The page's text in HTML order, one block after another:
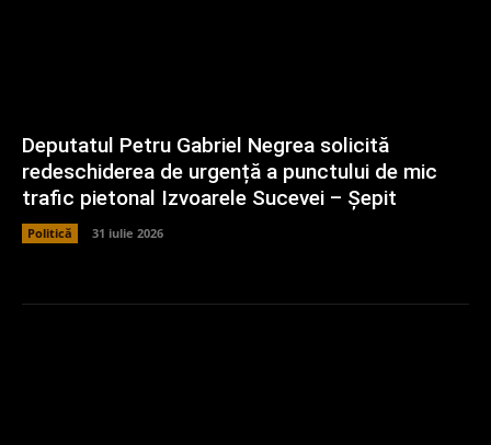
Deputatul Petru Gabriel Negrea solicită
redeschiderea de urgență a punctului de mic
trafic pietonal Izvoarele Sucevei – Șepit
Politică 31 iulie 2026